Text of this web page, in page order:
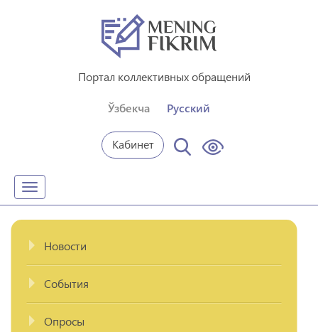
Портал коллективных обращений
Ўзбекча Русский
Кабинет
Toggle
navigation
Новости
События
Опросы